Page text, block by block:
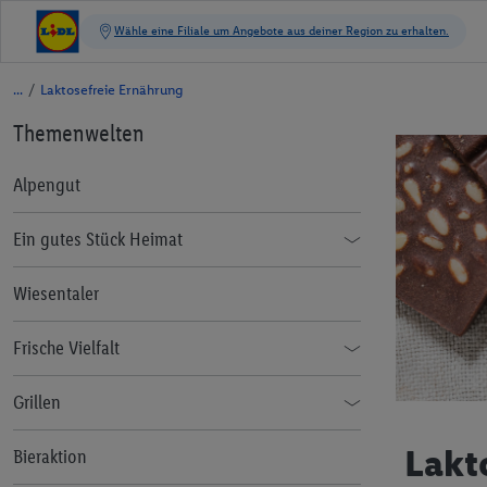
/ Laktosefreie Ernährung
Themenwelten
Alpengut
Ein gutes Stück Heimat
Foodblogger Inspiration
Wiesentaler
Frische Vielfalt
Der Weg vom Feld in die Filiale
Grillen
Welcher Grill passt zu mir
Bieraktion